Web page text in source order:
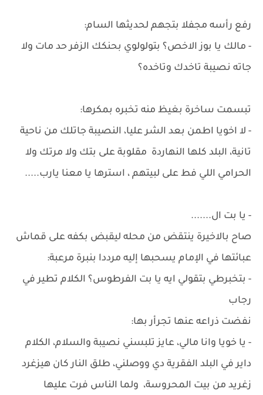
رفع رأسه مجفلا بتجهم لحديثها السام:
- مالك يا بوز الاخص؟ بتولولوي بحنكك الزفر حد مات ولا
جاته نصيبة تاخدك وتاخده؟
تبسمت ساخرة بغيظ منه تخبره بمكرها:
- لا اخويا اطمن بعد الشر عليا، النصيبة جاتلك من ناحية
تانية، البلد كلها النهاردة مقلوبة على بتك ولا مرتك ولا
الحرامي اللي فط على لبيتهم ، استرها يا معنا يارب.....
- يا بت ال.......
صاح بالاخيرة ينتقض من محله ليقبض بكفه على قماش
عبائتها في الإمام يسحبها إليه مرددا بنبرة مرعبة:
- بتخبرطي بتقولي ايه يا بت الفرطوس؟ الكلام تطير في
رجاب
نفضت ذراعه عنها تجرأر بها:
- يا خويا وانا مالي، عايز تلبسني نصيبة والسلام، الكلام
داير في البلد الفقرية دي ووصلني، طلق النار كان هيزغرد
زغريد من بيت المحروسة، ولما الناس فرت عليها